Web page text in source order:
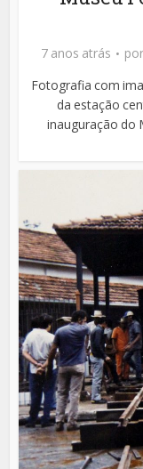
7 anos atrás por
Fotografia com
da estação
inauguração do